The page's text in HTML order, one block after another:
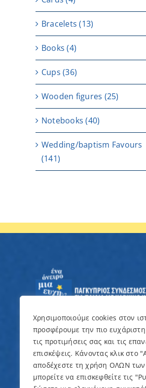
Χρησιμοποιούμε cookies στον
προσφέρουμε την πιο
τις προτιμήσεις σας και τις
επισκέψεις. Κάνοντας κλικ στο
αποδέχεστε τη χρήση ΟΛΩΝ
μπορείτε να επισκεφθείτε τις
Bracelets (13)
Books (4)
Cups (36)
Wooden figures (25)
Notebooks (40)
Wedding/baptism Favours
(141)